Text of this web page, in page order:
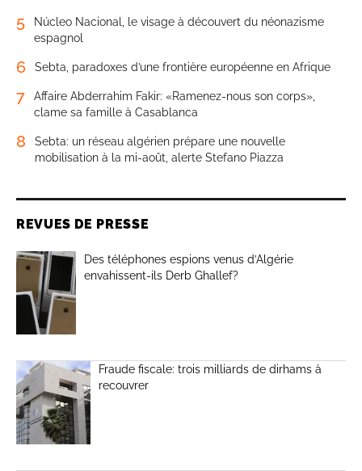
5
Núcleo Nacional, le visage à découvert du néonazisme
espagnol
6 Sebta, paradoxes d’une frontière européenne en Afrique
7
Affaire Abderrahim Fakir: «Ramenez-nous son corps»,
clame sa famille à Casablanca
8
Sebta: un réseau algérien prépare une nouvelle
mobilisation à la mi-août, alerte Stefano Piazza
REVUES DE PRESSE
Des téléphones espions venus d’Algérie
envahissent-ils Derb Ghallef?
Fraude fiscale: trois milliards de dirhams à
recouvrer